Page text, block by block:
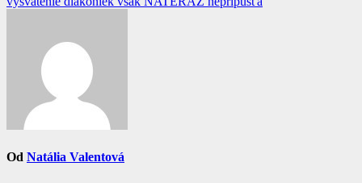
Od Natália Valentová